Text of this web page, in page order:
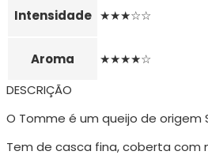
Intensidade ★★★☆☆
Aroma
★★★★☆
DESCRIÇÃO
O Tomme é um queijo de origem
Tem de casca fina, coberta com